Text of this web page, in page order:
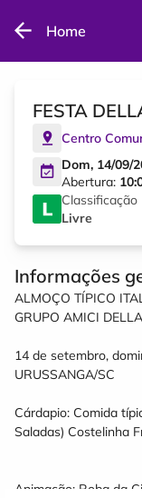
Home
FESTA
Centro
Dom, 14/09/
Abertura:
Classificação
Livre
Informações
ALMOÇO TÍPICO
GRUPO AMICI
14 de setembro,
URUSSANGA/SC
Cárdapio: Comida
Saladas) Costelinha
Animação: Roba da